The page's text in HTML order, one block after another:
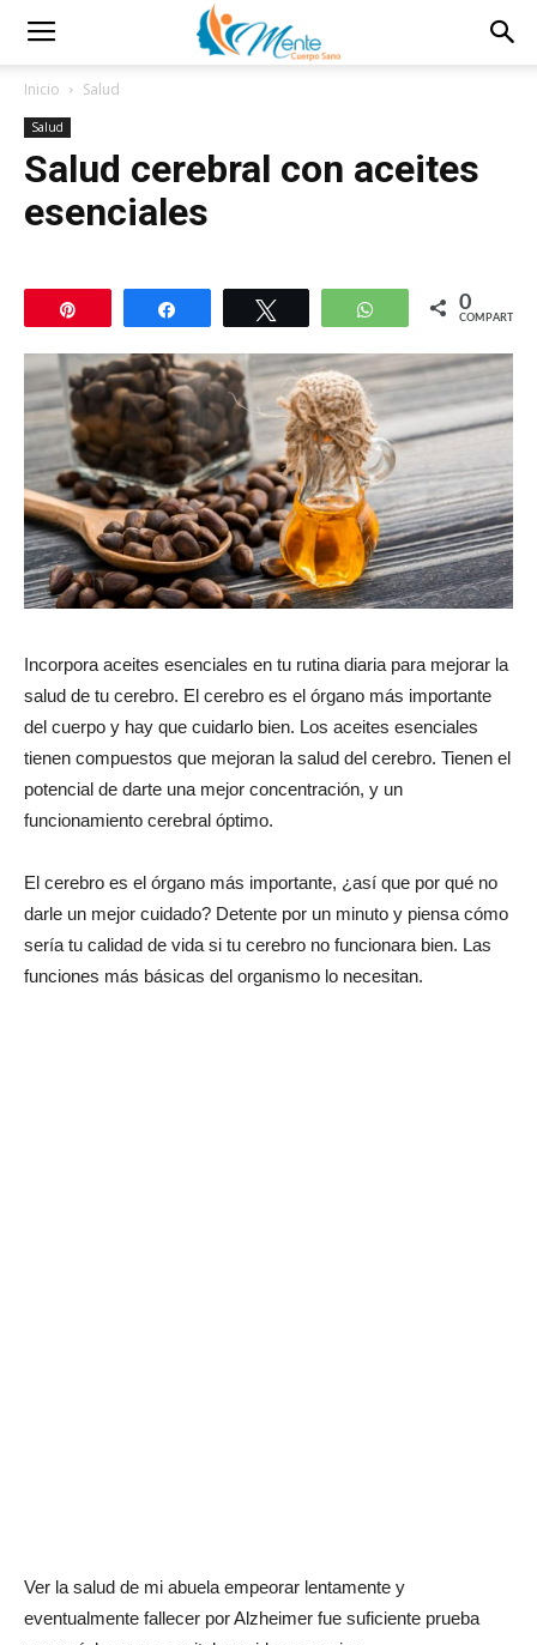
Inicio Salud
Salud
Salud cerebral con aceites
esenciales
Compartir WhatsApp
0
COMPARTIR
Incorpora aceites esenciales en tu rutina diaria para mejorar la
salud de tu cerebro. El cerebro es el órgano más importante
del cuerpo y hay que cuidarlo bien. Los aceites esenciales
tienen compuestos que mejoran la salud del cerebro. Tienen el
potencial de darte una mejor concentración, y un
funcionamiento cerebral óptimo.
El cerebro es el órgano más importante, ¿así que por qué no
darle un mejor cuidado? Detente por un minuto y piensa cómo
sería tu calidad de vida si tu cerebro no funcionara bien. Las
funciones más básicas del organismo lo necesitan.
Ver la salud de mi abuela empeorar lentamente y
eventualmente fallecer por Alzheimer fue suficiente prueba